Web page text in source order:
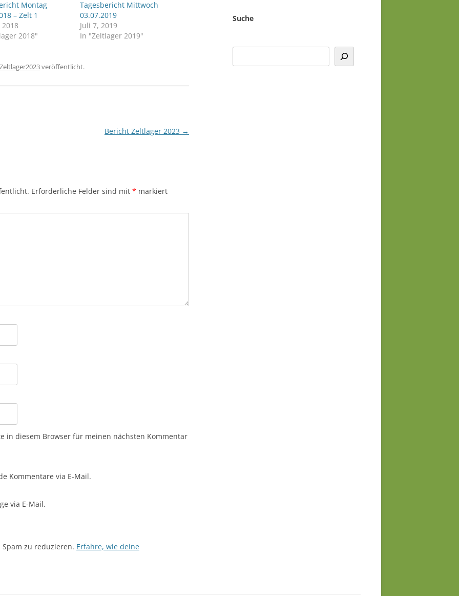
Montag
– Zelt 1
2018
2018"
Tagesbericht Mittwoch
03.07.2019
Juli 7, 2019
In "Zeltlager 2019"
Zeltlager2023veröffentlicht.
Bericht Zeltlager 2023 →
Erforderliche Felder sind mit * markiert
in diesem Browser für meinen nächsten Kommentar
Kommentare via E-Mail.
via E-Mail.
zu reduzieren. Erfahre, wie deine
Suche